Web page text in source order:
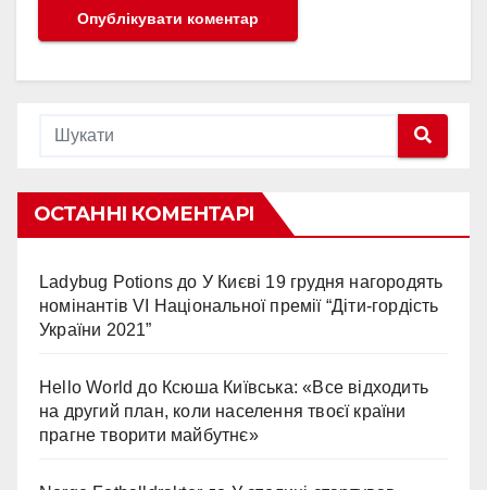
ОСТАННІ КОМЕНТАРІ
Ladybug Potions до У Києві 19 грудня нагородять
номінантів VI Національної премії “Діти-гордість
України 2021”
Hello World до Ксюша Київська: «Все відходить
на другий план, коли населення твоєї країни
прагне творити майбутнє»